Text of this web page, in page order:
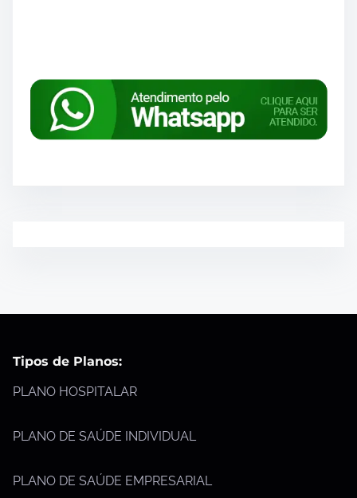
Tipos de Planos:
PLANO HOSPITALAR
PLANO DE SAÚDE INDIVIDUAL
PLANO DE SAÚDE EMPRESARIAL